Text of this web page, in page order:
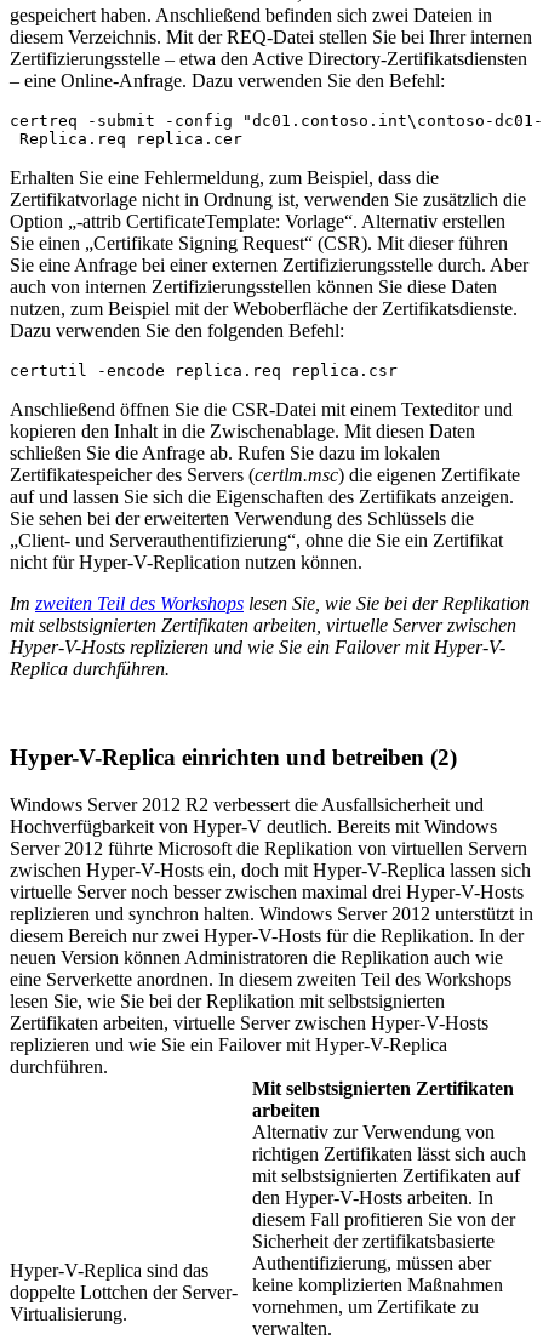
gespeichert haben. Anschließend befinden sich zwei Dateien in
diesem Verzeichnis. Mit der REQ-Datei stellen Sie bei Ihrer internen
Zertifizierungsstelle – etwa den Active Directory-Zertifikatsdiensten
– eine Online-Anfrage. Dazu verwenden Sie den Befehl:
Erhalten Sie eine Fehlermeldung, zum Beispiel, dass die
Zertifikatvorlage nicht in Ordnung ist, verwenden Sie zusätzlich die
Option „-attrib CertificateTemplate: Vorlage“. Alternativ erstellen
Sie einen „Certifikate Signing Request“ (CSR). Mit dieser führen
Sie eine Anfrage bei einer externen Zertifizierungsstelle durch. Aber
auch von internen Zertifizierungsstellen können Sie diese Daten
nutzen, zum Beispiel mit der Weboberfläche der Zertifikatsdienste.
Dazu verwenden Sie den folgenden Befehl:
Anschließend öffnen Sie die CSR-Datei mit einem Texteditor und
kopieren den Inhalt in die Zwischenablage. Mit diesen Daten
schließen Sie die Anfrage ab. Rufen Sie dazu im lokalen
Zertifikatespeicher des Servers (certlm.msc) die eigenen Zertifikate
auf und lassen Sie sich die Eigenschaften des Zertifikats anzeigen.
Sie sehen bei der erweiterten Verwendung des Schlüssels die
„Client- und Serverauthentifizierung“, ohne die Sie ein Zertifikat
nicht für Hyper-V-Replication nutzen können.
Im zweiten Teil des Workshops lesen Sie, wie Sie bei der Replikation
mit selbstsignierten Zertifikaten arbeiten, virtuelle Server zwischen
Hyper-V-Hosts replizieren und wie Sie ein Failover mit Hyper-V-
Replica durchführen.
Hyper-V-Replica einrichten und betreiben (2)
Windows Server 2012 R2 verbessert die Ausfallsicherheit und
Hochverfügbarkeit von Hyper-V deutlich. Bereits mit Windows
Server 2012 führte Microsoft die Replikation von virtuellen Servern
zwischen Hyper-V-Hosts ein, doch mit Hyper-V-Replica lassen sich
virtuelle Server noch besser zwischen maximal drei Hyper-V-Hosts
replizieren und synchron halten. Windows Server 2012 unterstützt in
diesem Bereich nur zwei Hyper-V-Hosts für die Replikation. In der
neuen Version können Administratoren die Replikation auch wie
eine Serverkette anordnen. In diesem zweiten Teil des Workshops
lesen Sie, wie Sie bei der Replikation mit selbstsignierten
Zertifikaten arbeiten, virtuelle Server zwischen Hyper-V-Hosts
replizieren und wie Sie ein Failover mit Hyper-V-Replica
durchführen.
Hyper-V-Replica sind das
doppelte Lottchen der Server-
Virtualisierung.
Mit selbstsignierten Zertifikaten
arbeiten
Alternativ zur Verwendung von
richtigen Zertifikaten lässt sich auch
mit selbstsignierten Zertifikaten auf
den Hyper-V-Hosts arbeiten. In
diesem Fall profitieren Sie von der
Sicherheit der zertifikatsbasierte
Authentifizierung, müssen aber
keine komplizierten Maßnahmen
vornehmen, um Zertifikate zu
verwalten.